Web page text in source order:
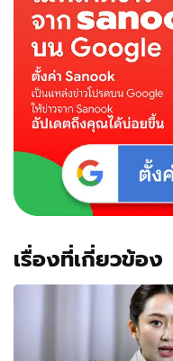
เรื่องที่เกี่ยวข้อง